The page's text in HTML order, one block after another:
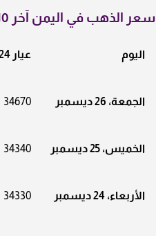
سعر الذهب في اليمن آخر 10 أيام
اليوم عيار 24
الجمعة، 26 ديسمبر 34670
الخميس، 25 ديسمبر 34340
الأربعاء، 24 ديسمبر 34330